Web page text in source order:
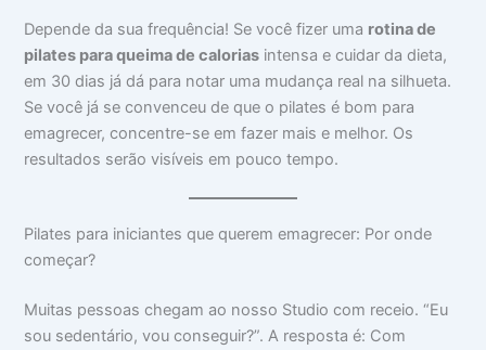
Depende da sua frequência! Se você fizer uma rotina de
pilates para queima de calorias intensa e cuidar da dieta,
em 30 dias já dá para notar uma mudança real na silhueta.
Se você já se convenceu de que o pilates é bom para
emagrecer, concentre-se em fazer mais e melhor. Os
resultados serão visíveis em pouco tempo.
Pilates para iniciantes que querem emagrecer: Por onde
começar?
Muitas pessoas chegam ao nosso Studio com receio. “Eu
sou sedentário, vou conseguir?”. A resposta é: Com